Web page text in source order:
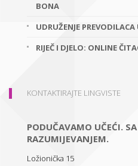
BONA
UDRUŽENJE
RIJEČ I DJELO: ONLINE
KONTAKTIRAJTE LINGVISTE
PODUČAVAMO UČEĆI.
RAZUMIJEVANJEM.
Ložionička 15